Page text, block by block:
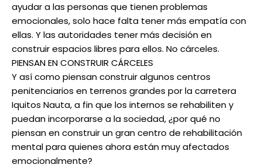
ayudar a las personas que tienen problemas
emocionales, solo hace falta tener más empatía con
ellas. Y las autoridades tener más decisión en
construir espacios libres para ellos. No cárceles.
PIENSAN EN CONSTRUIR CÁRCELES
Y así como piensan construir algunos centros
penitenciarios en terrenos grandes por la carretera
Iquitos Nauta, a fin que los internos se rehabiliten y
puedan incorporarse a la sociedad, ¿por qué no
piensan en construir un gran centro de rehabilitación
mental para quienes ahora están muy afectados
emocionalmente?